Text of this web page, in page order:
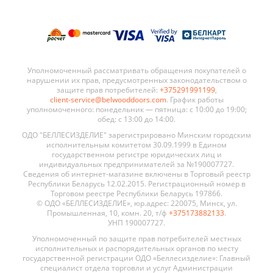
Уполномоченный рассматривать обращения покупателей о
нарушении их прав, предусмотренных законодательством о
защите прав потребителей: +375291991199,
client-service@belwooddoors.com. График работы
уполномоченного: понедельник — пятница: с 10:00 до 19:00;
обед: с 13:00 до 14:00.
ОДО "БЕЛЛЕСИЗДЕЛИЕ" зарегистрировано Минским городским
исполнительным комитетом 30.09.1999 в Едином
государственном регистре юридических лиц и
индивидуальных предпринимателей за №190007727.
Сведения об интернет-магазине включены в Торговый реестр
Республики Беларусь 12.02.2015. Регистрационный номер в
Торговом реестре Республики Беларусь 197866.
© ОДО «БЕЛЛЕСИЗДЕЛИЕ», юр.адрес: 220075, Минск, ул.
Промышленная, 10, комн. 20, т/ф +375173882133.
УНП 190007727.
Уполномоченный по защите прав потребителей местных
исполнительных и распорядительных органов по месту
государственной регистрации ОДО «Беллесизделие»: Главный
специалист отдела торговли и услуг Администрации